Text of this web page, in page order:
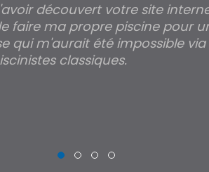
découvert votre site
faire ma propre piscine pour
qui m'aurait été impossible via
classiques.